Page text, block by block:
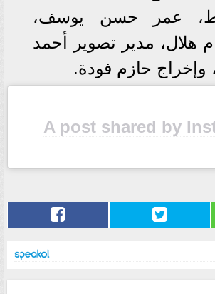
عمر حسن يوسف،
هلال، مدير تصوير أحمد
وإخراج حازم فودة.
A post shared by